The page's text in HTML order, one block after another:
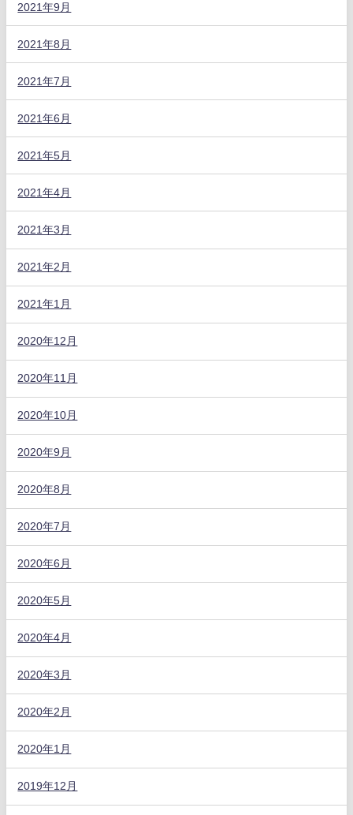
2021年9月
2021年8月
2021年7月
2021年6月
2021年5月
2021年4月
2021年3月
2021年2月
2021年1月
2020年12月
2020年11月
2020年10月
2020年9月
2020年8月
2020年7月
2020年6月
2020年5月
2020年4月
2020年3月
2020年2月
2020年1月
2019年12月